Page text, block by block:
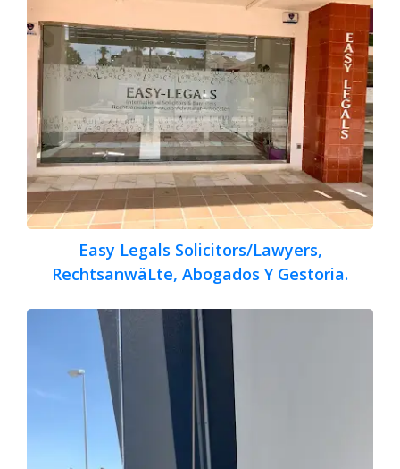
Easy Legals Solicitors/Lawyers,
RechtsanwäLte, Abogados Y Gestoria.